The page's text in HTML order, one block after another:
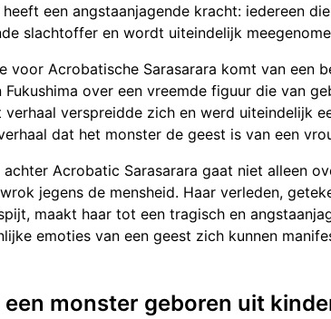
een angstaanjagende kracht: iedereen
slachtoffer en wordt uiteindelijk
voor Acrobatische Sarasarara komt van een
over een vreemde figuur die van
verhaal verspreidde zich en werd uiteindelijk
dat het monster de geest is van een
achter Acrobatic Sarasarara gaat niet alleen
jegens de mensheid. Haar verleden,
maakt haar tot een tragisch en
emoties van een geest zich kunnen
een monster geboren uit